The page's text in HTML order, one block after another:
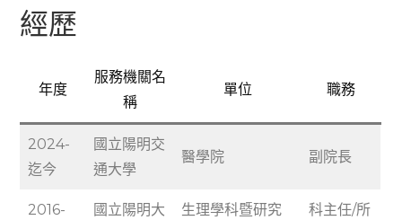
經歷
年度
服務機關名
稱
單位 職務
2024-
迄今
國立陽明交
通大學
醫學院 副院長
2016-
國立陽明大
生理學科暨研究
科主任/所